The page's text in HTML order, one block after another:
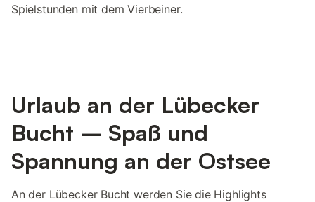
Spielstunden mit dem Vierbeiner.
Urlaub an der Lübecker
Bucht – Spaß und
Spannung an der Ostsee
An der Lübecker Bucht werden Sie die Highlights